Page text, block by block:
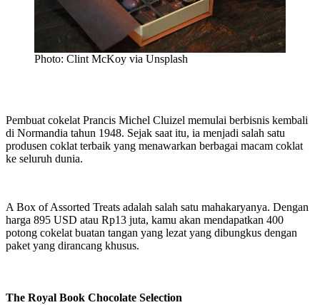
Photo: Clint McKoy via Unsplash
Pembuat cokelat Prancis Michel Cluizel memulai berbisnis kembali
di Normandia tahun 1948. Sejak saat itu, ia menjadi salah satu
produsen coklat terbaik yang menawarkan berbagai macam coklat
ke seluruh dunia.
A Box of Assorted Treats adalah salah satu mahakaryanya. Dengan
harga 895 USD atau Rp13 juta, kamu akan mendapatkan 400
potong cokelat buatan tangan yang lezat yang dibungkus dengan
paket yang dirancang khusus.
The Royal Book Chocolate Selection